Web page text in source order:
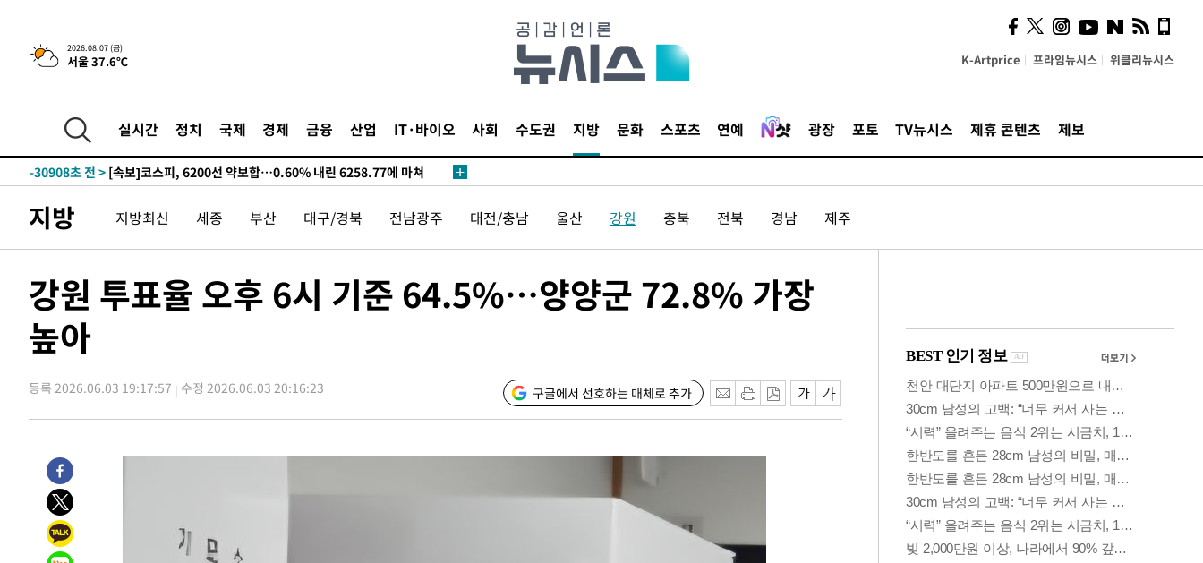
2026.08.07 (금)
서울 37.6℃ K-Artprice 프라임뉴시스 위클리뉴시스
실시간 정치 국제 경제 금융 산업 IT·바이오 사회 수도권 지방 문화 스포츠 연예 광장 포토 TV뉴시스 제휴 콘텐츠 제보
-7635초 전 > [속보]원·달러 환율, 오전 9시 1423.8원
-31221초 전 >
외국인 심판 성 접대 7경기 들여다보니…한국 축구 '5승 2무'
-30955초 전 >
-30908초 전 > [속보]코스피, 6200선 약보합…0.60% 내린 6258.77에 마쳐
-30777초 전 >
[속보] 노원서 40.1도 관측…서울, 2018년 이후 첫 40도
-27867초 전 >[속보]종합특검, '계엄 수용공간 확보' 신용해 前교정본부장 기소
-26711초 전 >11시간 압수수색에 성접대 파문까지…'쑥대밭' 된 축구협회
-25733초 전 >
병태 후임
-22091초 전 >
25.3%↑
-14576초 전 >[속보]'채상병 순직 책임' 임성근, 항소심도 징역 3년
-14442초 전 >[속보]종합특검, '관저이전 봐주기 감사' 유병호 구속기소
-10292초 전 >
-9486초 전 >
-7999초 전 >
-7880초 전 >
[속보]합수본, '투표율 허위 입력' 중앙·서울·경기도 선관위 등 9곳
지방 지방최신 세종 부산 대구/경북 전남광주 대전/충남 울산 강원 충북 전북 경남 제주
강원 투표율 오후 6시 기준 64.5%…양양군 72.8% 가장
높아
등록 2026.06.03 19:17:57 수정 2026.06.03 20:16:23 구글에서 선호하는 매체로 추가
시, 스마트폰 액세서리에
NFC 더했다